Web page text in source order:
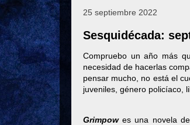
25 septiembre 2022
Sesquidécada:
Compruebo un año más
necesidad de hacerlas
pensar mucho, no está el
juveniles, género policíaco,
Grimpowes una novela